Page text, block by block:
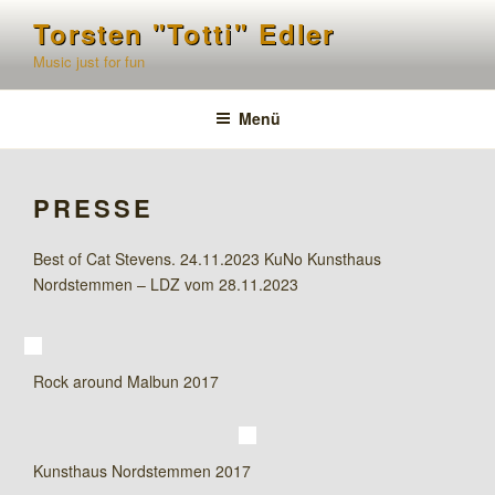
springen
Torsten "Totti" Edler
Music just for fun
Menü
PRESSE
Best of Cat Stevens. 24.11.2023 KuNo Kunsthaus
Nordstemmen – LDZ vom 28.11.2023
Rock around Malbun 2017
Kunsthaus Nordstemmen 2017